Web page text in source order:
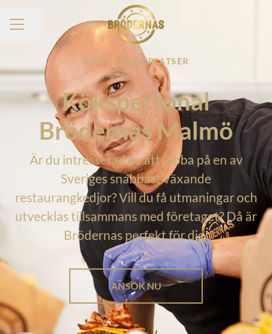
KARRIÄRMENY
Dela sidan
KÖK · FLERA PLATSER
Kökspersonal
Brödernas Malmö
Är du intresserad av att jobba på en av
Sveriges snabbast växande
restaurangkedjor? Vill du få utmaningar och
utvecklas tillsammans med företaget? Då är
Brödernas perfekt för dig!
ANSÖK NU